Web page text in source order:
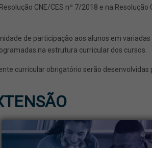
CNE/CES nº 7/2018 e na
de participação aos alunos em
na estrutura curricular dos cursos.
curricular obrigatório serão desenvolvidas